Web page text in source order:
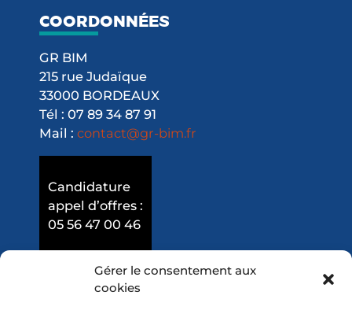
Gérer le consentement aux
cookies
COORDONNÉES
GR BIM
215 rue Judaïque
33000 BORDEAUX
Tél : 07 89 34 87 91
Mail : contact@gr-bim.fr
Candidature
appel d’offres :
05 56 47 00 46